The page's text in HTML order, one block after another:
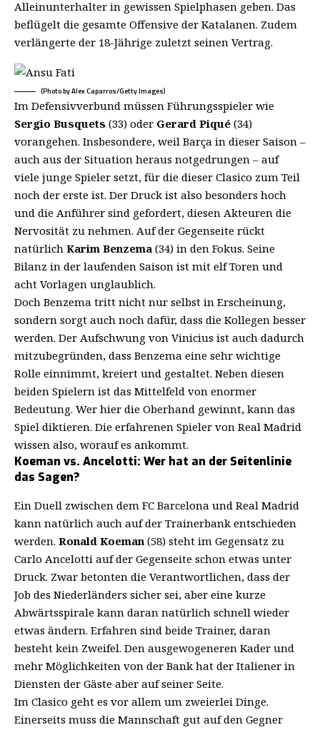
Alleinunterhalter in gewissen Spielphasen geben. Das
beflügelt die gesamte Offensive der Katalanen. Zudem
verlängerte der 18-Jährige zuletzt seinen Vertrag.
(Photo by Alex Caparros/Getty Images)
Im Defensivverbund müssen Führungsspieler wie
Sergio Busquets (33) oder Gerard Piqué (34)
vorangehen. Insbesondere, weil Barça in dieser Saison –
auch aus der Situation heraus notgedrungen – auf
viele junge Spieler setzt, für die dieser Clasico zum Teil
noch der erste ist. Der Druck ist also besonders hoch
und die Anführer sind gefordert, diesen Akteuren die
Nervosität zu nehmen. Auf der Gegenseite rückt
natürlich Karim Benzema (34) in den Fokus. Seine
Bilanz in der laufenden Saison ist mit elf Toren und
acht Vorlagen unglaublich.
Doch Benzema tritt nicht nur selbst in Erscheinung,
sondern sorgt auch noch dafür, dass die Kollegen besser
werden. Der Aufschwung von Vinicius ist auch dadurch
mitzubegründen, dass Benzema eine sehr wichtige
Rolle einnimmt, kreiert und gestaltet. Neben diesen
beiden Spielern ist das Mittelfeld von enormer
Bedeutung. Wer hier die Oberhand gewinnt, kann das
Spiel diktieren. Die erfahrenen Spieler von Real Madrid
wissen also, worauf es ankommt.
Koeman vs. Ancelotti: Wer hat an der Seitenlinie
das Sagen?
Ein Duell zwischen dem FC Barcelona und Real Madrid
kann natürlich auch auf der Trainerbank entschieden
werden. Ronald Koeman (58) steht im Gegensatz zu
Carlo Ancelotti auf der Gegenseite schon etwas unter
Druck. Zwar betonten die Verantwortlichen, dass der
Job des Niederländers sicher sei, aber eine kurze
Abwärtsspirale kann daran natürlich schnell wieder
etwas ändern. Erfahren sind beide Trainer, daran
besteht kein Zweifel. Den ausgewogeneren Kader und
mehr Möglichkeiten von der Bank hat der Italiener in
Diensten der Gäste aber auf seiner Seite.
Im Clasico geht es vor allem um zweierlei Dinge.
Einerseits muss die Mannschaft gut auf den Gegner